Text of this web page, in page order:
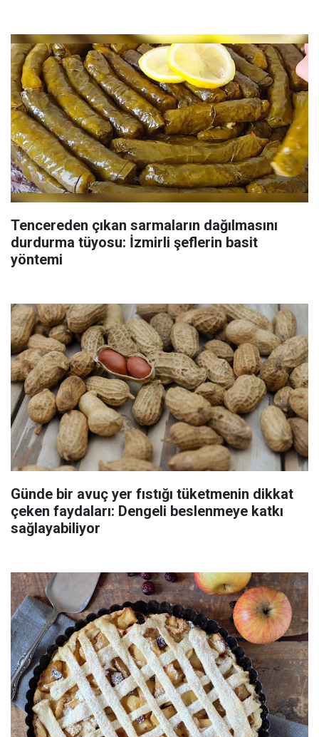
Tencereden çıkan sarmaların dağılmasını
durdurma tüyosu: İzmirli şeflerin basit
yöntemi
Günde bir avuç yer fıstığı tüketmenin dikkat
çeken faydaları: Dengeli beslenmeye katkı
sağlayabiliyor